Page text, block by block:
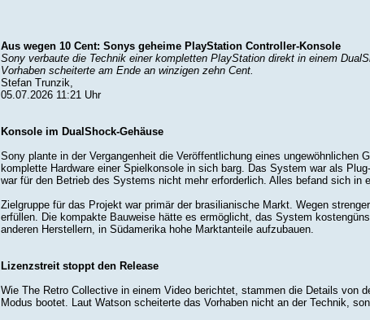
Aus wegen 10 Cent: Sonys geheime PlayStation Controller-Konsole
Sony verbaute die Technik einer kompletten PlayStation direkt in einem
Vorhaben scheiterte am Ende an winzigen zehn Cent.
Stefan Trunzik,
05.07.2026 11:21 Uhr
Konsole im DualShock-Gehäuse
Sony plante in der Vergangenheit die Veröffentlichung eines
komplette Hardware einer Spielkonsole in sich barg. Das System war als
war für den Betrieb des Systems nicht mehr erforderlich. Alles befand sich in
Zielgruppe für das Projekt war primär der brasilianische Markt. Wegen
erfüllen. Die kompakte Bauweise hätte es ermöglicht, das System
anderen Herstellern, in Südamerika hohe Marktanteile aufzubauen.
Lizenzstreit stoppt den Release
Wie The Retro Collective in einem Video berichtet, stammen die Details von
Modus bootet. Laut Watson scheiterte das Vorhaben nicht an der Technik,